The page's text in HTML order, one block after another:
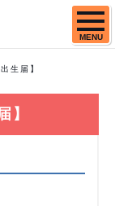
MENU
生届】
】